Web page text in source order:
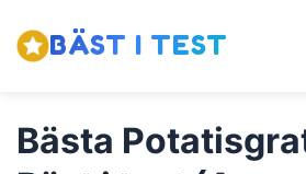
BÄST I TEST
Bästa